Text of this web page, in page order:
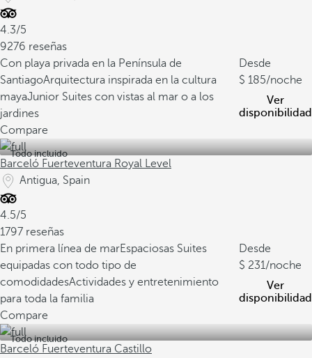
4.3/5
9276 reseñas
Con playa privada en la Península de
SantiagoArquitectura inspirada en la cultura
mayaJunior Suites con vistas al mar o a los
jardines
Desde
185/noche
Ver
disponibilidad
Compare
Todo incluido
Barceló Fuerteventura Royal Level
Antigua, Spain
4.5/5
1797 reseñas
En primera línea de marEspaciosas Suites
equipadas con todo tipo de
comodidadesActividades y entretenimiento
para toda la familia
Desde
231/noche
Ver
disponibilidad
Compare
Todo incluido
Barceló Fuerteventura Castillo